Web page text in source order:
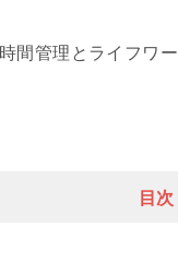
間管理とライフワ
目次